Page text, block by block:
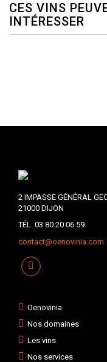
CES VINS
INTÉRESSER
2 IMPASSE GÉNÉRAL
21000 DIJON
TÉL. 03 80 20 06 59
contact@oenovinia.com
Oenovinia
Nos domaines
Les vins
Nos services